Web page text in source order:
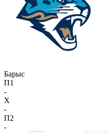
Барыс
П1
-
X
-
П2
-